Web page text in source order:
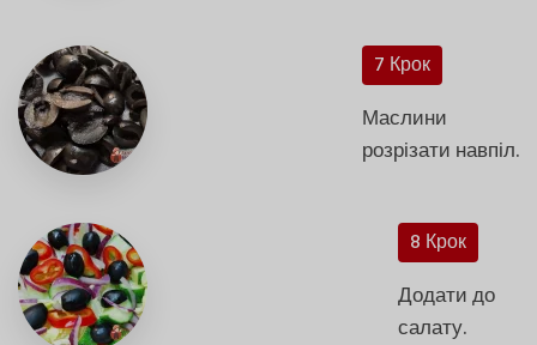
7 Крок
Маслини
розрізати навпіл.
8 Крок
Додати до
салату.